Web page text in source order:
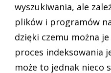
wyszukiwania, ale
plików i programów
dzięki czemu można
proces indeksowania
może to jednak nieco